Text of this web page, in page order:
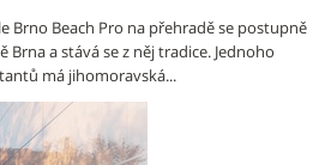
Brno Beach Pro na přehradě se postupně
a stává se z něj tradice. Jednoho
má jihomoravská...